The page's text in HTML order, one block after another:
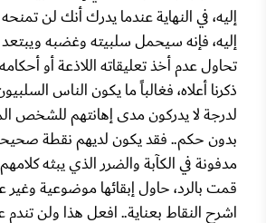
إليه، في النهاية عندما يدرك أنك لن
إليه، فإنه سيحمل سلبيته وغضبه
تحاول عدم أخذ تعليقاته اللاذعة أو
ذكرنا أعلاه، فغالباً ما يكون الناس
لدرجة لا يدركون مدى إهانتهم للشخص
بدون حكم.. فقد يكون لديهم نقطة
مدفونة في الكآبة والضرر الذي يبثه
قمت بالرد، حاول إبقائها موضوعية وغير
اشرح النقاط بعناية.. افعل هذا ولن